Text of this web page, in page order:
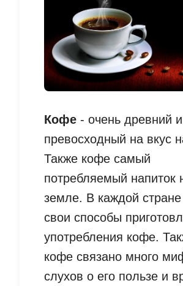
Кофе - очень древний и
превосходный на вкус
Также кофе самый
потребляемый напиток
земле. В каждой стране
свои способы
употребления кофе.
кофе связано много
слухов о его пользе и